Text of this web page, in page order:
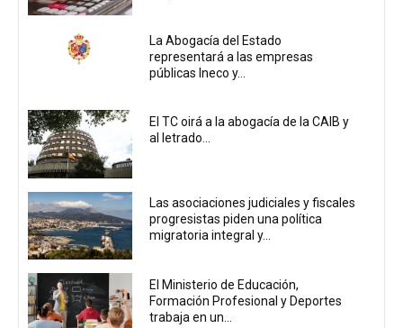
La Abogacía del Estado
representará a las empresas
públicas Ineco y...
El TC oirá a la abogacía de la CAIB y
al letrado...
Las asociaciones judiciales y fiscales
progresistas piden una política
migratoria integral y...
El Ministerio de Educación,
Formación Profesional y Deportes
trabaja en un...